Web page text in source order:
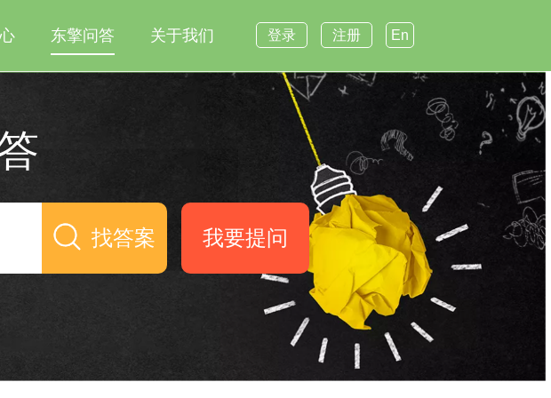
东擎问答 关于我们 登录 注册 En
找答案 我要提问